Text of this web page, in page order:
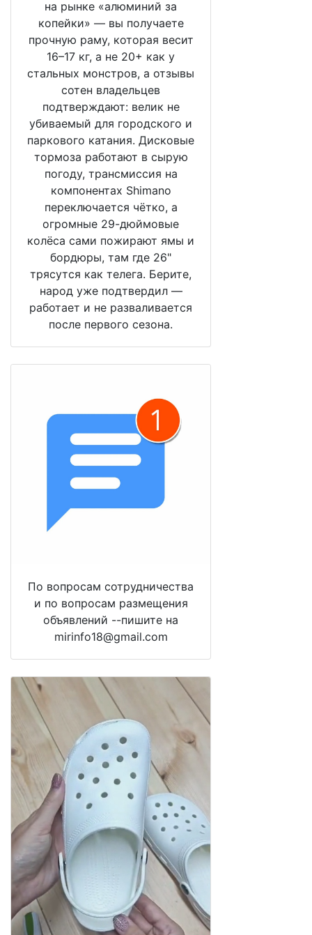
на рынке «алюминий за
копейки» — вы получаете
прочную раму, которая весит
16–17 кг, а не 20+ как у
стальных монстров, а отзывы
сотен владельцев
подтверждают: велик не
убиваемый для городского и
паркового катания. Дисковые
тормоза работают в сырую
погоду, трансмиссия на
компонентах Shimano
переключается чётко, а
огромные 29-дюймовые
колёса сами пожирают ямы и
бордюры, там где 26"
трясутся как телега. Берите,
народ уже подтвердил —
работает и не разваливается
после первого сезона.
По вопросам сотрудничества
и по вопросам размещения
объявлений --пишите на
mirinfo18@gmail.com